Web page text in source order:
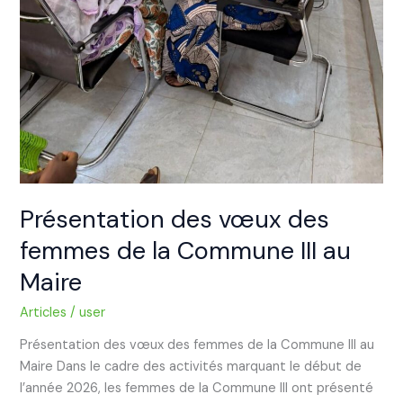
Présentation des vœux des
femmes de la Commune III au
Maire
Articles /user
Présentation des vœux des femmes de la Commune III au
Maire Dans le cadre des activités marquant le début de
l’année 2026, les femmes de la Commune III ont présenté